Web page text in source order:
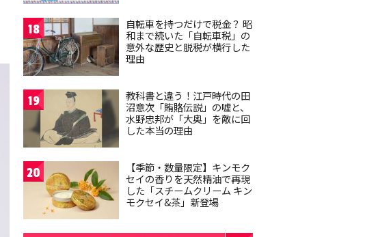
18
自転車を持つだけで税金？ 昭
和まで続いた「自転車税」の
意外な歴史と脱税が横行した
理由
19
教科書と違う！江戸時代の田
沼意次「賄賂伝説」の嘘と、
水野忠邦が「大奥」を敵に回
した本当の理由
20
【季節・数量限定】キンモク
セイの香りを天然精油で再現
した「スチームクリーム キン
モクセイ&茶」新登場